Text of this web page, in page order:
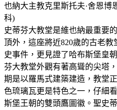
也納大主教克里斯托夫·舍恩博
科)
史蒂芬大教堂是維也納最重要
頂外，這座將近820歲的古老
史事件，更見證了哈布斯堡皇
芬大教堂外觀有著高聳的尖塔
期是以羅馬式建築建造，教堂
色琉璃瓦更是特色之一，仔細
斯堡王朝的雙頭鷹圖徽。聖史